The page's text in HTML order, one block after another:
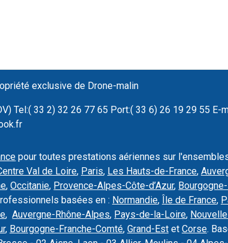
exclusive de Drone-malin
Tel:( 33 2) 32 26 77 65 Port:( 33 6) 26 19 29 55 E-
pour toutes prestations aériennes sur
Val de Loire, Paris, Les Hauts-de-France,
,Occitanie, Provence-Alpes-Côte-d’Azur,
basées en : Normandie, Île de France,
,Auvergne-Rhône-Alpes, Pays-de-la-Loire,
, Bourgogne-Franche-Comté, Grand-Estet Corse.